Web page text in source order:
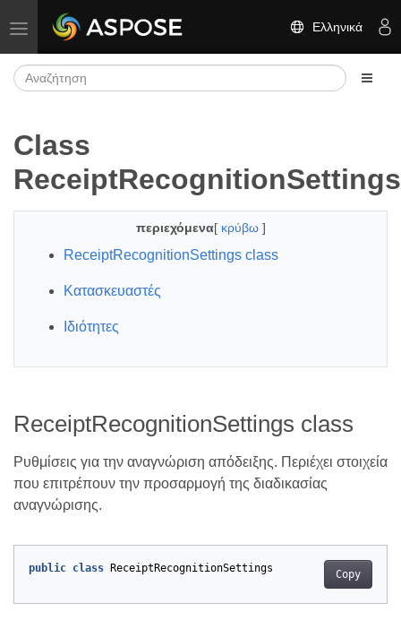
Εναλλαγή πλοήγησης Ελληνικά
Class
ReceiptRecognitionSettings
περιεχόμενα[ κρύβω ]
ReceiptRecognitionSettings class
Κατασκευαστές
Ιδιότητες
ReceiptRecognitionSettings class
Ρυθμίσεις για την αναγνώριση απόδειξης. Περιέχει στοιχεία
που επιτρέπουν την προσαρμογή της διαδικασίας
αναγνώρισης.
Copy
public class ReceiptRecognitionSettings